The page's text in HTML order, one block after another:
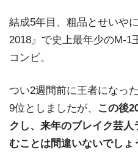
結成5年目、粗品とせいや
2018』で史上最年少のM-1
コンビ。
つい2週間前に王者になっ
9位としましたが、
この後
クし、来年のブレイク芸
むことは間違いないでしょ